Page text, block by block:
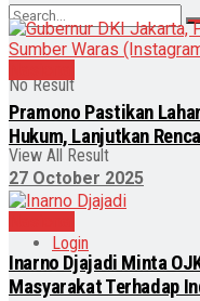
No Result
View All Result
Login
Pramono Pastikan
Hukum, Lanjutkan
27 October 2025
Inarno Djajadi Minta
Masyarakat Terhadap